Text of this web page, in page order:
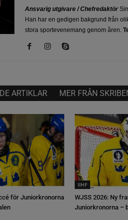
Ansvarig utgivare / Chefredaktör
Han har en gedigen bakgrund från
stora sportevenemang genom åren.
ARTIKLAR MER FRÅN
för Juniorkronorna
IIHF
WJSS 2026: Ny
Juniorkronorna –